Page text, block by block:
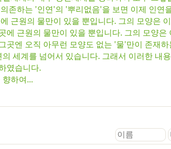
존하는 '인연'의 '뿌리없음'을 보면 이제 인연
근원의 물만이 있을 뿐입니다. 그의 모양은
에 근원의 물만이 있을 뿐입니다. 그의 모양은
곳엔 오직 아무런 모양도 없는 '물'만이 존재
세계를 넘어서 있습니다. 그래서 이러한 내
였습니다.
하여...